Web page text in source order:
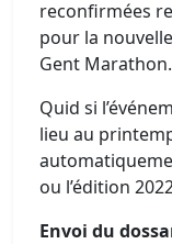
reconfirmées
pour la
Gent Marathon.
Quid si
lieu au
ou l’édition
Envoi du